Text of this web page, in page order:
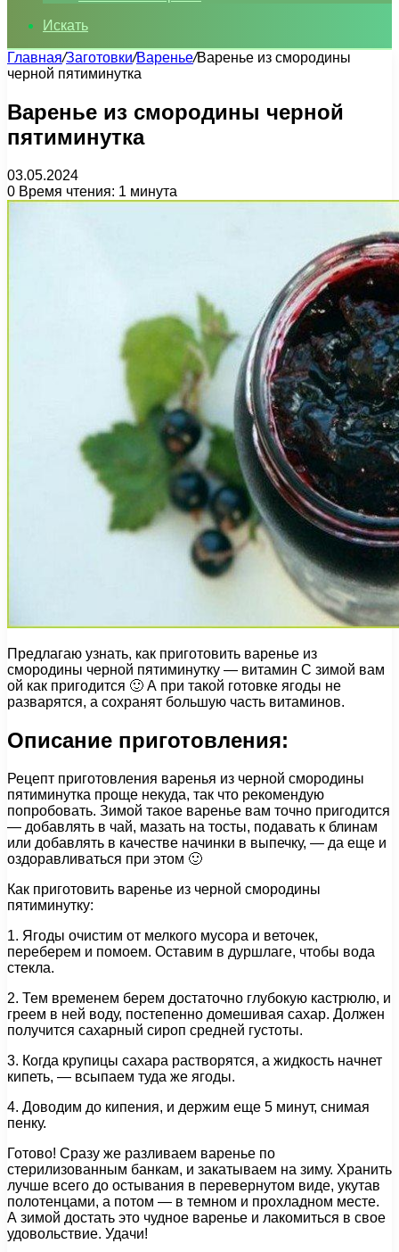
Искать
Главная/Заготовки/Варенье/Варенье из смородины
черной пятиминутка
Варенье из смородины черной
пятиминутка
03.05.2024
0 Время чтения: 1 минута
Предлагаю узнать, как приготовить варенье из
смородины черной пятиминутку — витамин С зимой вам
ой как пригодится 🙂 А при такой готовке ягоды не
разварятся, а сохранят большую часть витаминов.
Описание приготовления:
Рецепт приготовления варенья из черной смородины
пятиминутка проще некуда, так что рекомендую
попробовать. Зимой такое варенье вам точно пригодится
— добавлять в чай, мазать на тосты, подавать к блинам
или добавлять в качестве начинки в выпечку, — да еще и
оздоравливаться при этом 🙂
Как приготовить варенье из черной смородины
пятиминутку:
1. Ягоды очистим от мелкого мусора и веточек,
переберем и помоем. Оставим в дуршлаге, чтобы вода
стекла.
2. Тем временем берем достаточно глубокую кастрюлю, и
греем в ней воду, постепенно домешивая сахар. Должен
получится сахарный сироп средней густоты.
3. Когда крупицы сахара растворятся, а жидкость начнет
кипеть, — всыпаем туда же ягоды.
4. Доводим до кипения, и держим еще 5 минут, снимая
пенку.
Готово! Сразу же разливаем варенье по
стерилизованным банкам, и закатываем на зиму. Хранить
лучше всего до остывания в перевернутом виде, укутав
полотенцами, а потом — в темном и прохладном месте.
А зимой достать это чудное варенье и лакомиться в свое
удовольствие. Удачи!